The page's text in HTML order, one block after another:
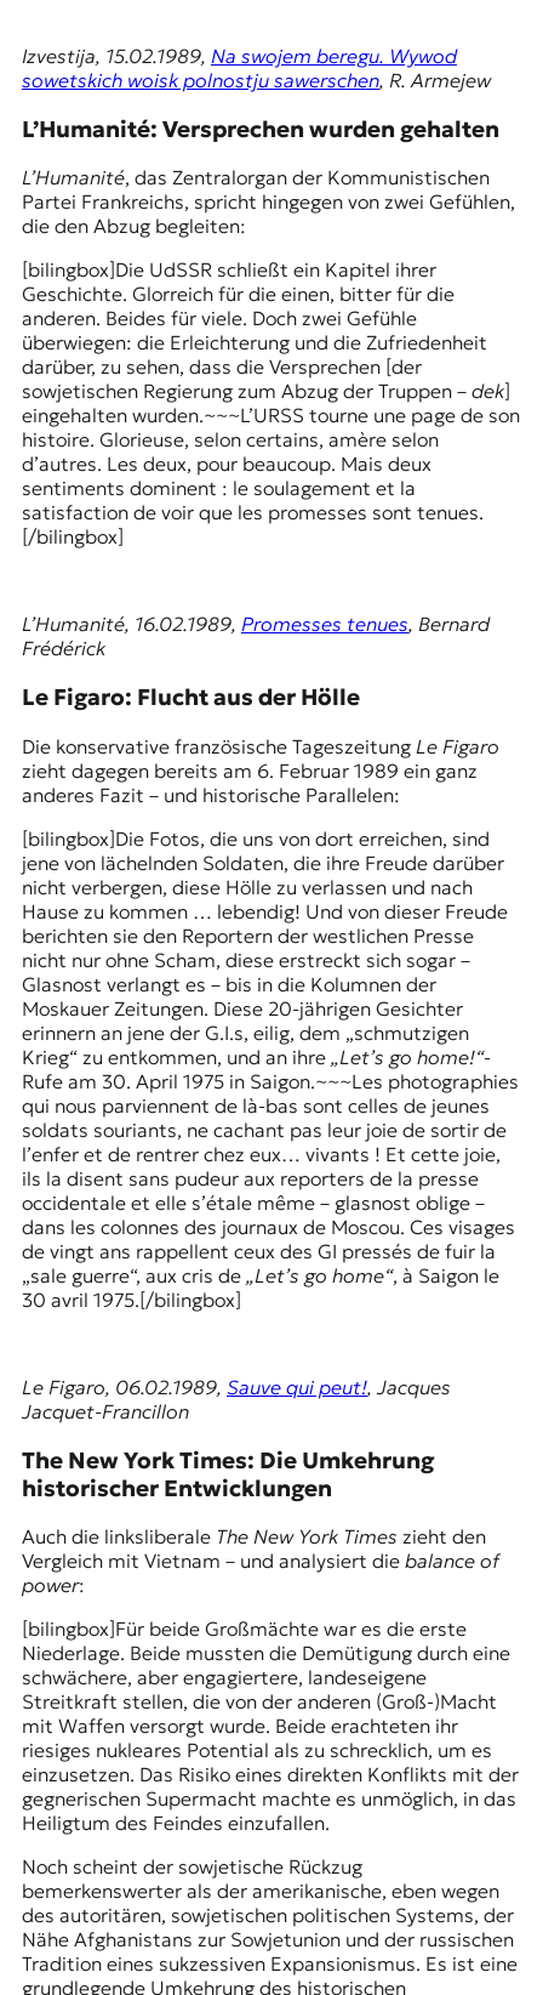
e
u
o
a
Izvestija, 15.02.1989, Na swojem beregu. Wywod
sowetskich woisk polnostju sawerschen, R. Armejew
L’Humanité: Versprechen wurden gehalten
L’Humanité, das Zentralorgan der Kommunistischen
Partei Frankreichs, spricht hingegen von zwei Gefühlen,
die den Abzug begleiten:
[bilingbox]Die UdSSR schließt ein Kapitel ihrer
Geschichte. Glorreich für die einen, bitter für die
anderen. Beides für viele. Doch zwei Gefühle
überwiegen: die Erleichterung und die Zufriedenheit
darüber, zu sehen, dass die Versprechen [der
sowjetischen Regierung zum Abzug der Truppen – dek]
eingehalten wurden.~~~L’URSS tourne une page de son
histoire. Glorieuse, selon certains, amère selon
d’autres. Les deux, pour beaucoup. Mais deux
sentiments dominent : le soulagement et la
satisfaction de voir que les promesses sont tenues.
[/bilingbox]
L’Humanité, 16.02.1989, Promesses tenues, Bernard
Frédérick
Le Figaro: Flucht aus der Hölle
Die konservative französische Tageszeitung Le Figaro
zieht dagegen bereits am 6. Februar 1989 ein ganz
anderes Fazit – und historische Parallelen:
[bilingbox]Die Fotos, die uns von dort erreichen, sind
jene von lächelnden Soldaten, die ihre Freude darüber
nicht verbergen, diese Hölle zu verlassen und nach
Hause zu kommen … lebendig! Und von dieser Freude
berichten sie den Reportern der westlichen Presse
nicht nur ohne Scham, diese erstreckt sich sogar –
Glasnost verlangt es – bis in die Kolumnen der
Moskauer Zeitungen. Diese 20-jährigen Gesichter
erinnern an jene der G.I.s, eilig, dem „schmutzigen
Krieg“ zu entkommen, und an ihre „Let’s go home!“-
Rufe am 30. April 1975 in Saigon.~~~Les photographies
qui nous parviennent de là-bas sont celles de jeunes
soldats souriants, ne cachant pas leur joie de sortir de
l’enfer et de rentrer chez eux… vivants ! Et cette joie,
ils la disent sans pudeur aux reporters de la presse
occidentale et elle s’étale même – glasnost oblige –
dans les colonnes des journaux de Moscou. Ces visages
de vingt ans rappellent ceux des GI pressés de fuir la
„sale guerre“, aux cris de „Let’s go home“, à Saigon le
30 avril 1975.[/bilingbox]
Le Figaro, 06.02.1989, Sauve qui peut!, Jacques
Jacquet-Francillon
The New York Times: Die Umkehrung
historischer Entwicklungen
Auch die linksliberale The New York Times zieht den
Vergleich mit Vietnam – und analysiert die balance of
power:
[bilingbox]Für beide Großmächte war es die erste
Niederlage. Beide mussten die Demütigung durch eine
schwächere, aber engagiertere, landeseigene
Streitkraft stellen, die von der anderen (Groß-)Macht
mit Waffen versorgt wurde. Beide erachteten ihr
riesiges nukleares Potential als zu schrecklich, um es
einzusetzen. Das Risiko eines direkten Konflikts mit der
gegnerischen Supermacht machte es unmöglich, in das
Heiligtum des Feindes einzufallen.
Noch scheint der sowjetische Rückzug
bemerkenswerter als der amerikanische, eben wegen
des autoritären, sowjetischen politischen Systems, der
Nähe Afghanistans zur Sowjetunion und der russischen
Tradition eines sukzessiven Expansionismus. Es ist eine
grundlegende Umkehrung des historischen